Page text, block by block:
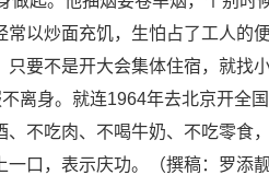
以炒面充饥，生怕占了工人的
要不是开大会集体住宿，就找
离身。就连1964年去北京开全
不吃肉、不喝牛奶、不吃零食
口，表示庆功。（撰稿：罗添